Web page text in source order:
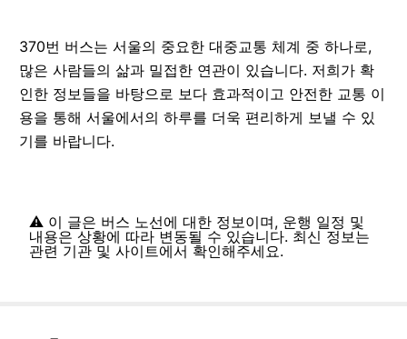
370번 버스는 서울의 중요한 대중교통 체계 중 하나로,
많은 사람들의 삶과 밀접한 연관이 있습니다. 저희가 확
인한 정보들을 바탕으로 보다 효과적이고 안전한 교통 이
용을 통해 서울에서의 하루를 더욱 편리하게 보낼 수 있
기를 바랍니다.
⚠️ 이 글은 버스 노선에 대한 정보이며, 운행 일정 및
내용은 상황에 따라 변동될 수 있습니다. 최신 정보는
관련 기관 및 사이트에서 확인해주세요.